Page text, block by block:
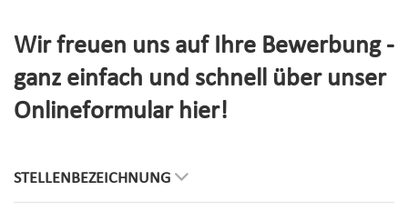
Wir freuen uns auf Ihre Bewerbung -
ganz einfach und schnell über unser
Onlineformular hier!
STELLENBEZEICHNUNG